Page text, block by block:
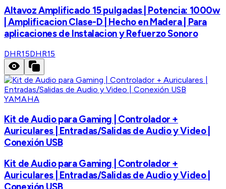
Altavoz Amplificado 15 pulgadas | Potencia: 1000w
| Amplificacion Clase-D | Hecho en Madera | Para
aplicaciones de Instalacion y Refuerzo Sonoro
DHR15DHR15
YAMAHA
Kit de Audio para Gaming | Controlador +
Auriculares | Entradas/Salidas de Audio y Video |
Conexión USB
Kit de Audio para Gaming | Controlador +
Auriculares | Entradas/Salidas de Audio y Video |
Conexión USB